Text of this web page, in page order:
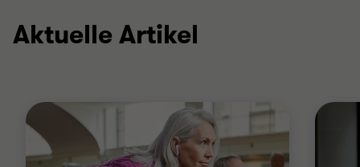
Aktuelle Artikel